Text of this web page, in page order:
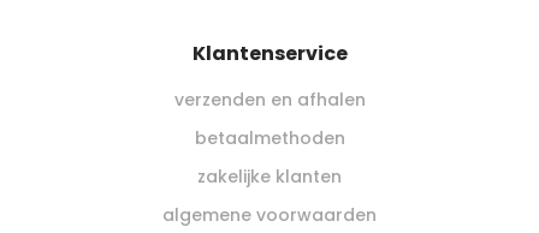
Klantenservice
verzenden en afhalen
betaalmethoden
zakelijke klanten
algemene voorwaarden